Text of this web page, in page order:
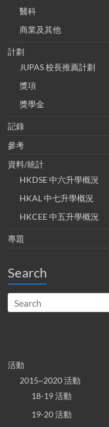
醫科
商業及其他
計劃
JUPAS 校長推薦計劃
獎項
獎學金
記錄
參考
資料/統計
HKDSE 中六升學概況
HKAL 中七升學概況
HKCEE 中五升學概況
專題
Search
活動
2015~2020 活動
18-19 活動
19-20 活動